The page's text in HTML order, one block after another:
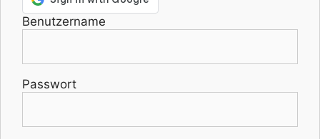
Benutzername
Passwort